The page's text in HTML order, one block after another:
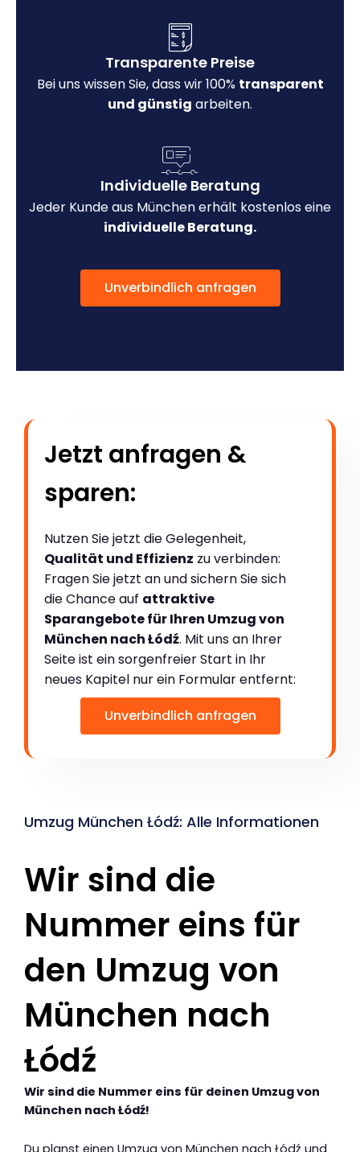
Transparente Preise
Bei uns wissen Sie, dass wir 100% transparent
und günstig arbeiten.
Individuelle Beratung
Jeder Kunde aus München erhält kostenlos eine
individuelle Beratung.
Unverbindlich anfragen
Jetzt anfragen &
sparen:
Nutzen Sie jetzt die Gelegenheit,
Qualität und Effizienz zu verbinden:
Fragen Sie jetzt an und sichern Sie sich
die Chance auf attraktive
Sparangebote für Ihren Umzug von
München nach Łódź. Mit uns an Ihrer
Seite ist ein sorgenfreier Start in Ihr
neues Kapitel nur ein Formular entfernt:
Unverbindlich anfragen
Umzug München Łódź: Alle Informationen
Wir sind die
Nummer eins für
den Umzug von
München nach
Łódź
Wir sind die Nummer eins für deinen Umzug von
München nach Łódź!